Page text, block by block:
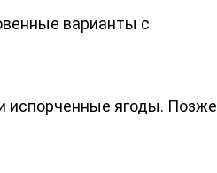
варианты с
испорченные ягоды. Позже